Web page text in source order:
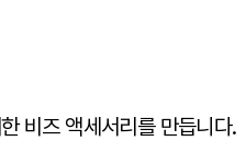
비즈 액세서리를 만듭니다.